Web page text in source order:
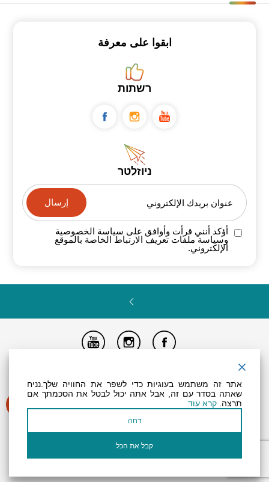
ابقوا على معرفة
רשתות
ניוזלטר
عنوان بريدك الإلكتروني
أؤكد أنني قرأت وأوافق على سياسة الخصوصية
وسياسة ملفات تعريف الارتباط الخاصة بالموقع
الإلكتروني.
جميع الحقوق محفوظة لـ "أرض (منطقة) البحر الميت ©
אתר זה משתמש בעוגיות כדי לשפר את החוויה שלך.נניח
שאתה בסדר עם זה, אבל אתה יכול לבטל את הסכמתך אם
תרצה. קרא עוד
דחה
קבל את הכל